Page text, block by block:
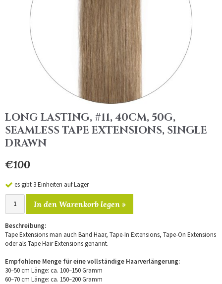
LONG LASTING, #11, 40CM, 50G,
SEAMLESS TAPE EXTENSIONS, SINGLE
DRAWN
€100
es gibt 3 Einheiten auf Lager
In den Warenkorb legen »
Beschreibung:
Tape Extensions man auch Band Haar, Tape-In Extensions, Tape-On Extensions
oder als Tape Hair Extensions genannt.
Empfohlene Menge für eine vollständige Haarverlängerung:
30–50 cm Länge: ca. 100–150 Gramm
60–70 cm Länge: ca. 150–200 Gramm